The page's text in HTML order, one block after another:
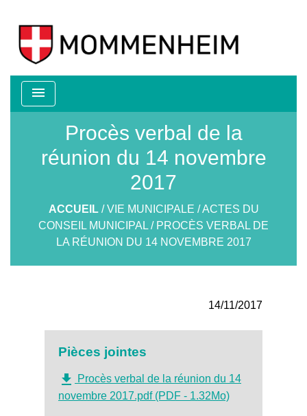
menu
Procès verbal de la
réunion du 14 novembre
2017
ACCUEIL/VIE MUNICIPALE /ACTES DU
CONSEIL MUNICIPAL / PROCÈS VERBAL DE
LA RÉUNION DU 14 NOVEMBRE 2017
14/11/2017
Pièces jointes
file_download
Procès verbal de la réunion du 14
novembre 2017.pdf (PDF - 1.32Mo)